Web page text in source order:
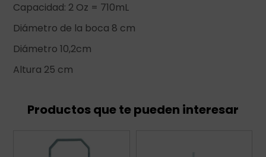
Capacidad: 2 Oz = 710mL
Diámetro de la boca 8 cm
Diámetro 10,2cm
Altura 25 cm
Productos que te pueden interesar